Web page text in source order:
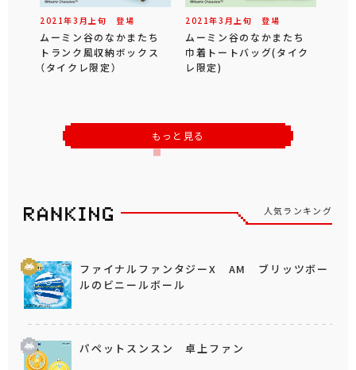
2021年3 月 上旬 登場
ムーミン谷のなかまたち
トランク風収納ボックス
（タイクレ限定）
2021年3 月 上旬 登場
ムーミン谷のなかまたち
巾着トートバッグ(タイク
レ限定)
もっと見る
人気ランキング
ファイナルファンタジーX AM ブリッツボー
ルのビニールボール
パペットスンスン 卓上ファン